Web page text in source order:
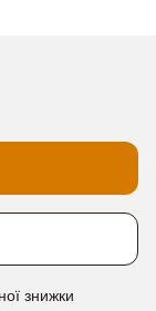
знижки